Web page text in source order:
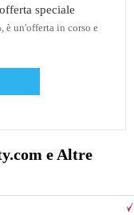
speciale
è un'offerta in corso e
e Altre